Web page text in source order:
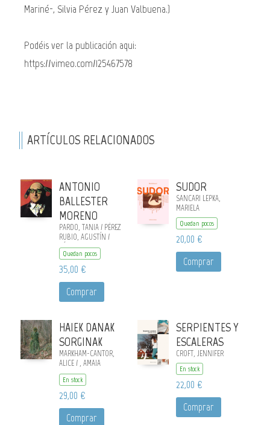
Mariné-, Silvia Pérez y Juan Valbuena.)
Podéis ver la publicación aqui:
https://vimeo.com/125467578
ARTÍCULOS RELACIONADOS
ANTONIO
BALLESTER
MORENO
PARDO, TANIA / PÉREZ
RUBIO, AGUSTÍN /
PÉREZ BARREIRO,
GABRIEL / GUTIÉRREZ,
SOLEDAD
Quedan pocos
35,00 €
Comprar
SUDOR
SANCARI LEPKA,
MARIELA
Quedan pocos
20,00 €
Comprar
HAIEK DANAK
SORGINAK
MARKHAM-CANTOR,
ALICE / , AMAIA
NAUSIA PIMOULIER /
ANTÓN ARIAS,
BEGOÑA
En stock
29,00 €
Comprar
SERPIENTES Y
ESCALERAS
CROFT, JENNIFER
En stock
22,00 €
Comprar